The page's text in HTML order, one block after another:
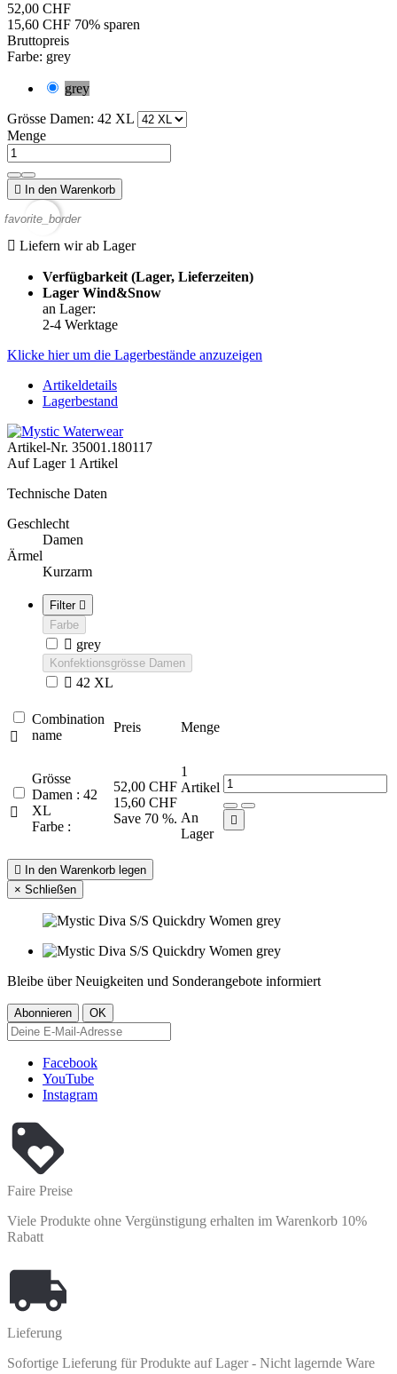
52,00 CHF
15,60 CHF 70% sparen
Bruttopreis
Farbe: grey
grey
Grösse Damen: 42 XL
Menge
 In den Warenkorb
favorite_border
 Liefern wir ab Lager
Verfügbarkeit (Lager, Lieferzeiten)
Lager Wind&Snow
an Lager:
2-4 Werktage
Klicke hier um die Lagerbestände anzuzeigen
Artikeldetails
Lagerbestand
Artikel-Nr. 35001.180117
Auf Lager 1 Artikel
Technische Daten
Geschlecht
Damen
Ärmel
Kurzarm
Filter 
Farbe
 grey
Konfektionsgrösse Damen
 42 XL

Combination
name
Preis Menge

Grösse
Damen : 42
XL
Farbe :
52,00 CHF
15,60 CHF
Save 70 %.
1
Artikel
An
Lager


In den Warenkorb legen
× Schließen
Bleibe über Neuigkeiten und Sonderangebote informiert
Facebook
YouTube
Instagram
Faire Preise
Viele Produkte ohne Vergünstigung erhalten im Warenkorb 10%
Rabatt
Lieferung
Sofortige Lieferung für Produkte auf Lager - Nicht lagernde Ware